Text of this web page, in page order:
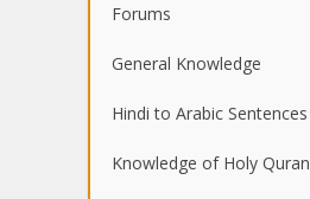
Forums
General Knowledge
Hindi to Arabic Sentences
Knowledge of Holy Quran